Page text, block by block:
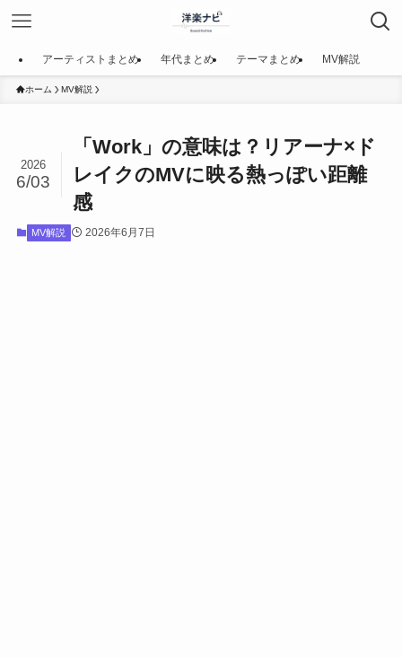
アーティストまとめ 年代まとめ テーマまとめ MV解説
ホーム MV解説
「Work」の意味は？リアーナ×ド
レイクのMVに映る熱っぽい距離
感
2026
6/03
MV解説 2026年6月7日